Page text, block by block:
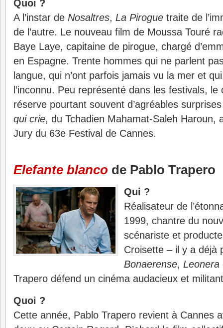
Quoi ?
A l’instar de Nosaltres, La Pirogue traite de
de l’autre. Le nouveau film de Moussa Touré
Baye Laye, capitaine de pirogue, chargé
en Espagne. Trente hommes qui ne parlent
langue, qui n’ont parfois jamais vu la mer et
l’inconnu. Peu représenté dans les festivals, le
réserve pourtant souvent d’agréables
qui crie, du Tchadien Mahamat-Saleh Haroun,
Jury du 63e Festival de Cannes.
Elefante blanco de Pablo Trapero
Qui ?
Réalisateur de
1999, chantre du
scénariste et
Croisette – il y a déjà
Bonaerense, Leonera
Trapero défend un cinéma audacieux et
Quoi ?
Cette année, Pablo Trapero revient à Cannes